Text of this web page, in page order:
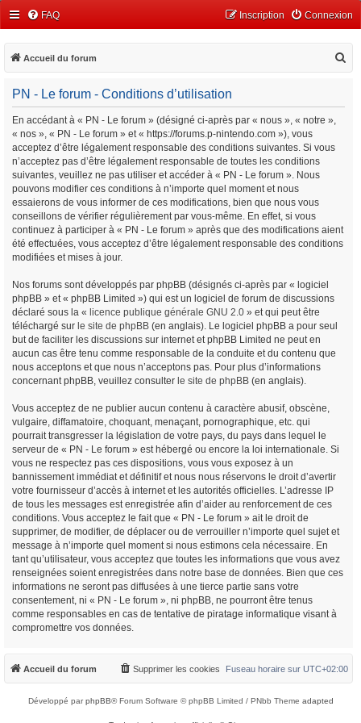
FAQ Connexion
Inscription
Accueil du forum
PN - Le forum - Conditions d’utilisation
En accédant à « PN - Le forum » (désigné ci-après par « nous », « notre »,
« nos », « PN - Le forum » et « https://forums.p-nintendo.com »), vous
acceptez d’être légalement responsable des conditions suivantes. Si vous
n’acceptez pas d’être légalement responsable de toutes les conditions
suivantes, veuillez ne pas utiliser et accéder à « PN - Le forum ». Nous
pouvons modifier ces conditions à n’importe quel moment et nous
essaierons de vous informer de ces modifications, bien que nous vous
conseillons de vérifier régulièrement par vous-même. En effet, si vous
continuez à participer à « PN - Le forum » après que des modifications aient
été effectuées, vous acceptez d’être légalement responsable des conditions
modifiées et mises à jour.
Nos forums sont développés par phpBB (désignés ci-après par « logiciel
phpBB » et « phpBB Limited ») qui est un logiciel de forum de discussions
déclaré sous la « licence publique générale GNU 2.0 » et qui peut être
téléchargé sur le site de phpBB (en anglais). Le logiciel phpBB a pour seul
but de faciliter les discussions sur internet et phpBB Limited ne peut en
aucun cas être tenu comme responsable de la conduite et du contenu que
nous acceptons et que nous n’acceptons pas. Pour plus d’informations
concernant phpBB, veuillez consulter le site de phpBB (en anglais).
Vous acceptez de ne publier aucun contenu à caractère abusif, obscène,
vulgaire, diffamatoire, choquant, menaçant, pornographique, etc. qui
pourrait transgresser la législation de votre pays, du pays dans lequel le
serveur de « PN - Le forum » est hébergé ou encore la loi internationale. Si
vous ne respectez pas ces dispositions, vous vous exposez à un
bannissement immédiat et définitif et nous nous réservons le droit d’avertir
votre fournisseur d’accès à internet et les autorités officielles. L’adresse IP
de tous les messages est enregistrée afin d’aider au renforcement de ces
conditions. Vous acceptez le fait que « PN - Le forum » ait le droit de
supprimer, de modifier, de déplacer ou de verrouiller n’importe quel sujet et
message à n’importe quel moment si nous estimons cela nécessaire. En
tant qu’utilisateur, vous acceptez que toutes les informations que vous avez
renseignées soient enregistrées dans notre base de données. Bien que ces
informations ne seront pas diffusées à une tierce partie sans votre
consentement, ni « PN - Le forum », ni phpBB, ne pourront être tenus
comme responsables en cas de tentative de piratage informatique visant à
compromettre vos données.
Accueil du forum Fuseau horaire sur UTC+02:00
Supprimer les cookies
Développé parphpBB® Forum Software © phpBB Limited / PNbb Theme adapted